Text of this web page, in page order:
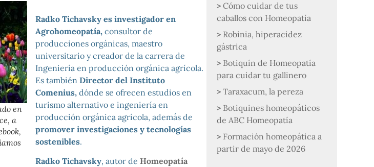
en
a
Radko Tichavsky es investigador en
Agrohomeopatía, consultor de
producciones orgánicas, maestro
universitario y creador de la carrera de
Ingeniería en producción orgánica agrícola.
Es también Director del Instituto
Comenius, dónde se ofrecen estudios en
turismo alternativo e ingeniería en
producción orgánica agrícola, además de
promover investigaciones y tecnologías
sostenibles.
Radko Tichavsky, autor de Homeopatía
Cómo cuidar de tus
caballos con Homeopatía
Robinia, hiperacidez
gástrica
Botiquín de Homeopatía
para cuidar tu gallinero
Taraxacum, la pereza
Botiquines homeopáticos
de ABC Homeopatía
Formación homeopática a
partir de mayo de 2026